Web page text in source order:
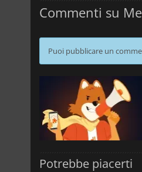
Commenti su
Puoi pubblicare un
Potrebbe piacerti